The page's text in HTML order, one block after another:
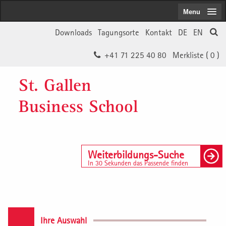
EN
DE
Kontakt
Tagungsorte
Downloads
Merkliste ( 0 )
+41 71 225 40 80
St. Gallen
Business School
Weiterbildungs-Suche
In 30 Sekunden das Passende finden
Menu
Ihre Auswahl